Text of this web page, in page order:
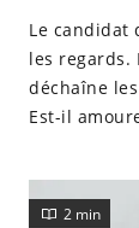
Le candidat
les regards.
déchaîne
Est-il
est la
avec les
2 min